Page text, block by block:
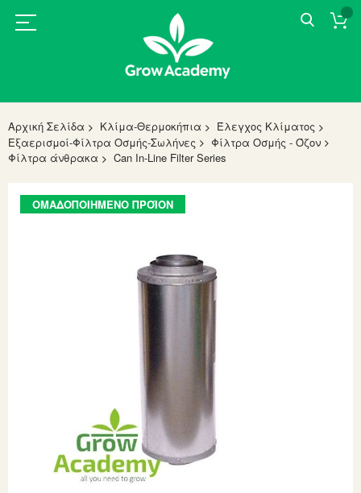
Αρχική Σελίδα Κλίμα-Θερμοκήπια
Έλεγχος Κλίματος
Εξαερισμοί-Φίλτρα Οσμής-Σωλήνες
Φίλτρα Οσμής - Όζον
Φίλτρα άνθρακα
Can In-Line Filter Series
Skip
to
ΟΜΑΔΟΠΟΙΗΜΈΝΟ ΠΡΟΪΌΝ